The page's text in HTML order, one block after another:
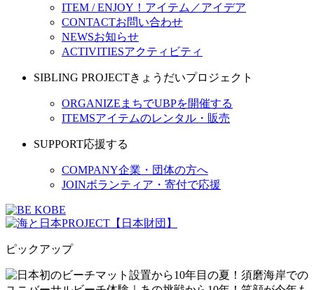
ITEM / ENJOY！ アイテム／アイデア
CONTACTお問い合わせ
NEWSお知らせ
ACTIVITIESアクティビティ
SIBLING PROJECTきょうだいプロジェクト
ORGANIZE まちでUBPを開催する
ITEMSアイテムのレンタル・販売
SUPPORT応援する
COMPANY企業・団体の方へ
JOINボランティア・寄付で応援
ピックアップ